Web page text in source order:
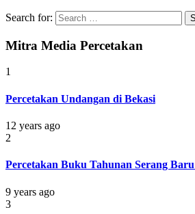
Search for:
Mitra Media Percetakan
1
Percetakan Undangan di Bekasi
12 years ago
2
Percetakan Buku Tahunan Serang
9 years ago
3